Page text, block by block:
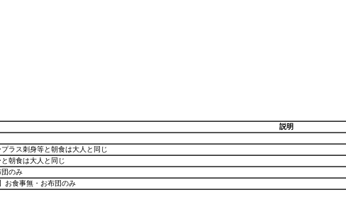
説明
ラス刺身等と朝食は大人と同じ
朝食は大人と同じ
団のみ
お食事無・お布団のみ